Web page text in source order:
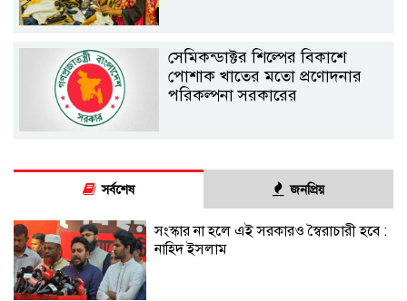
সেমিকন্ডাক্টর শিল্পের বিকাশে
পোশাক খাতের মতো প্রণোদনার
পরিকল্পনা সরকারের
সর্বশেষ জনপ্রিয়
সংস্কার না হলে এই সরকারও স্বৈরাচারী হবে :
নাহিদ ইসলাম